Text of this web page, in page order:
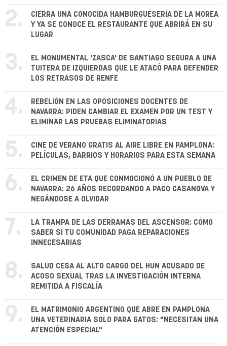
2.
CIERRA UNA CONOCIDA HAMBURGUESERÍA DE LA MOREA
Y YA SE CONOCE EL RESTAURANTE QUE ABRIRÁ EN SU
LUGAR
3.
EL MONUMENTAL 'ZASCA' DE SANTIAGO SEGURA A UNA
TUITERA DE IZQUIERDAS QUE LE ATACÓ PARA DEFENDER
LOS RETRASOS DE RENFE
4.
REBELIÓN EN LAS OPOSICIONES DOCENTES DE
NAVARRA: PIDEN CAMBIAR EL EXAMEN POR UN TEST Y
ELIMINAR LAS PRUEBAS ELIMINATORIAS
5.
CINE DE VERANO GRATIS AL AIRE LIBRE EN PAMPLONA:
PELÍCULAS, BARRIOS Y HORARIOS PARA ESTA SEMANA
6.
EL CRIMEN DE ETA QUE CONMOCIONÓ A UN PUEBLO DE
NAVARRA: 26 AÑOS RECORDANDO A PACO CASANOVA Y
NEGÁNDOSE A OLVIDAR
7.
LA TRAMPA DE LAS DERRAMAS DEL ASCENSOR: CÓMO
SABER SI TU COMUNIDAD PAGA REPARACIONES
INNECESARIAS
8.
SALUD CESA AL ALTO CARGO DEL HUN ACUSADO DE
ACOSO SEXUAL TRAS LA INVESTIGACIÓN INTERNA
REMITIDA A FISCALÍA
9.
EL MATRIMONIO ARGENTINO QUE ABRE EN PAMPLONA
UNA VETERINARIA SOLO PARA GATOS: "NECESITAN UNA
ATENCIÓN ESPECIAL"